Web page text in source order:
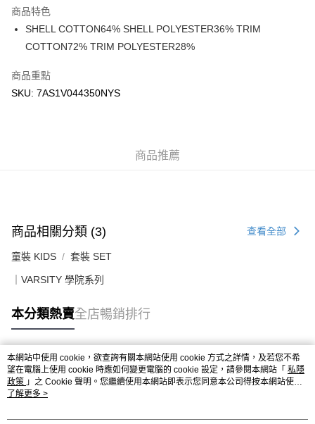
AlipayHK
WeChat Pay
商品特色
SHELL COTTON64% SHELL POLYESTER36% TRIM
COTTON72% TRIM POLYESTER28%
商品重點
SKU: 7AS1V044350NYS
商品推薦
商品相關分類 (3) 查看全部
童裝 KIDS 套裝 SET
｜VARSITY 學院系列
本分類熱賣全店暢銷排行
熱門標籤
熱銷排行
本網站中使用 cookie，欲查詢有關本網站使用 cookie 方式之詳情，及若您不希
望在電腦上使用 cookie 時應如何變更電腦的 cookie 設定，請參閱本網站「 私隱
政策 」之 Cookie 聲明。您繼續使用本網站即表示您同意本公司得按本網站使用
條款之 Cookie 聲明使用 cookie。
了解更多 >